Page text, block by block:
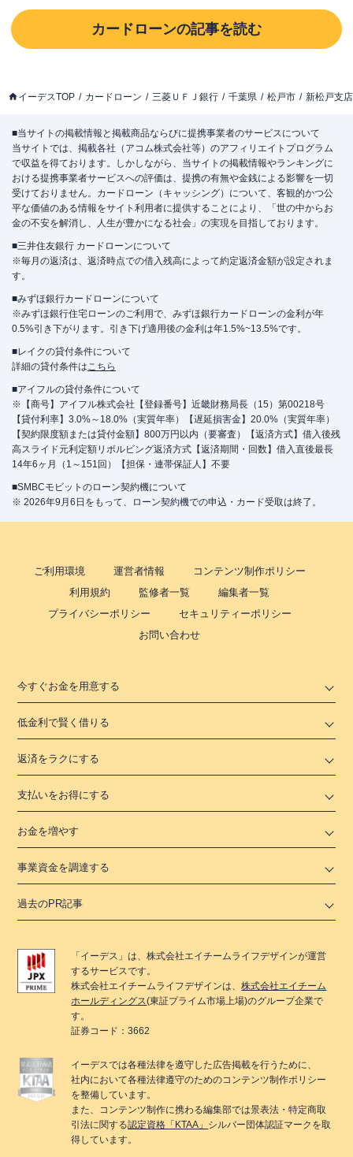
カードローンの記事を読む
イーデスTOP カードローン 三菱ＵＦＪ銀行 千葉県 松戸市 新松戸支店
■当サイトの掲載情報と掲載商品ならびに提携事業者のサービスについて
当サイトでは、掲載各社（アコム株式会社等）のアフィリエイトプログラム
で収益を得ております。しかしながら、当サイトの掲載情報やランキングに
おける提携事業者サービスへの評価は、提携の有無や金銭による影響を一切
受けておりません。カードローン（キャッシング）について、客観的かつ公
平な価値のある情報をサイト利用者に提供することにより、「世の中からお
金の不安を解消し、人生が豊かになる社会」の実現を目指しております。
■三井住友銀行 カードローンについて
※毎月の返済は、返済時点での借入残高によって約定返済金額が設定されま
す。
■みずほ銀行カードローンについて
※みずほ銀行住宅ローンのご利用で、みずほ銀行カードローンの金利が年
0.5%引き下がります。引き下げ適用後の金利は年1.5%~13.5%です。
■レイクの貸付条件について
詳細の貸付条件はこちら
■アイフルの貸付条件について
※【商号】アイフル株式会社【登録番号】近畿財務局長（15）第00218号
【貸付利率】3.0%～18.0%（実質年率）【遅延損害金】20.0%（実質年率）
【契約限度額または貸付金額】800万円以内（要審査）【返済方式】借入後残
高スライド元利定額リボルビング返済方式【返済期間・回数】借入直後最長
14年6ヶ月（1～151回）【担保・連帯保証人】不要
■SMBCモビットのローン契約機について
※ 2026年9月6日をもって、ローン契約機での申込・カード受取は終了。
ご利用環境 運営者情報
コンテンツ制作ポリシー
利用規約
監修者一覧
編集者一覧
プライバシーポリシー
セキュリティーポリシー
お問い合わせ
今すぐお金を用意する
低金利で賢く借りる
返済をラクにする
支払いをお得にする
お金を増やす
事業資金を調達する
過去のPR記事
「 イーデス 」は、株式会社エイチームライフデザインが運営
するサービスです。
株式会社エイチームライフデザインは、株式会社エイチーム
ホールディングス(東証プライム市場上場)のグループ企業で
す。
証券コード：3662
イーデスでは各種法律を遵守した広告掲載を行うために、
社内において各種法律遵守のためのコンテンツ制作ポリシー
を整備しています。
また、コンテンツ制作に携わる編集部では景表法・特定商取
引法に関する認定資格「KTAA」 シルバー団体認証マークを取
得しています。